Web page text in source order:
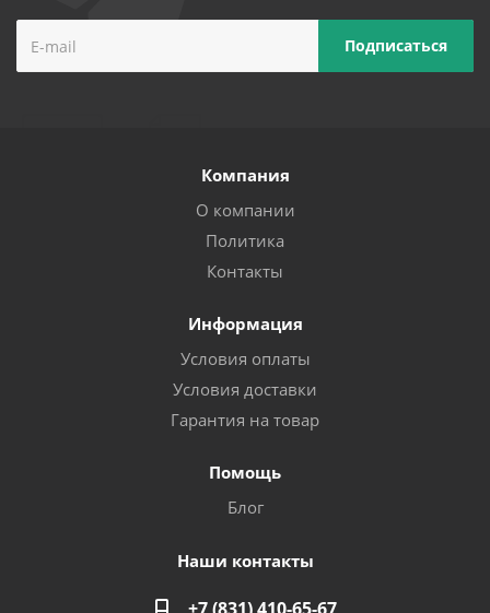
Компания
О компании
Политика
Контакты
Информация
Условия оплаты
Условия доставки
Гарантия на товар
Помощь
Блог
Наши контакты